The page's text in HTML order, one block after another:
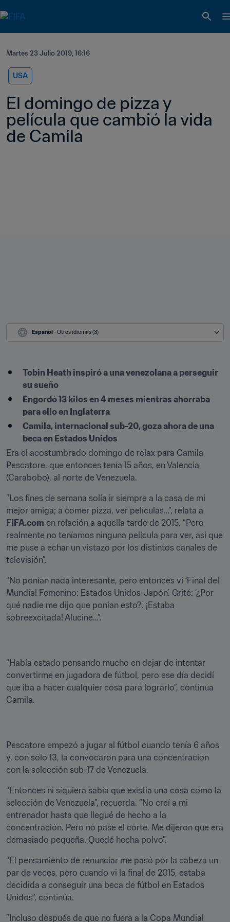
Martes 23 Julio 2019, 16:16
USA
El domingo de pizza y
película que cambió la vida
de Camila
Español - Otros idiomas (3)
Tobin Heath inspiró a una venezolana a perseguir
su sueño
Engordó 13 kilos en 4 meses mientras ahorraba
para ello en Inglaterra
Camila, internacional sub-20, goza ahora de una
beca en Estados Unidos
Era el acostumbrado domingo de relax para Camila
Pescatore, que entonces tenía 15 años, en Valencia
(Carabobo), al norte de Venezuela.
“Los fines de semana solía ir siempre a la casa de mi
FIFA.com en relación a aquella tarde de 2015. “Pero
realmente no teníamos ninguna película para ver, así que
me puse a echar un vistazo por los distintos canales de
televisión”.
“No ponían nada interesante, pero entonces vi ‘Final del
Mundial Femenino: Estados Unidos-Japón’. Grité: ‘¿Por
qué nadie me dijo que ponían esto?’. ¡Estaba
sobreexcitada! Aluciné…”.
“Había estado pensando mucho en dejar de intentar
convertirme en jugadora de fútbol, pero ese día decidí
que iba a hacer cualquier cosa para lograrlo”, continúa
Camila.
Pescatore empezó a jugar al fútbol cuando tenía 6 años
y, con sólo 13, la convocaron para una concentración
con la selección sub-17 de Venezuela.
“Entonces ni siquiera sabía que existía una cosa como la
selección de Venezuela”, recuerda. “No creí a mi
entrenador hasta que llegué de hecho a la
concentración. Pero no pasé el corte. Me dijeron que era
demasiado pequeña. Quedé hecha polvo”.
“El pensamiento de renunciar me pasó por la cabeza un
par de veces, pero cuando vi la final de 2015, estaba
decidida a conseguir una beca de fútbol en Estados
Unidos", continúa.
"Incluso después de que no fuera a la Copa Mundial